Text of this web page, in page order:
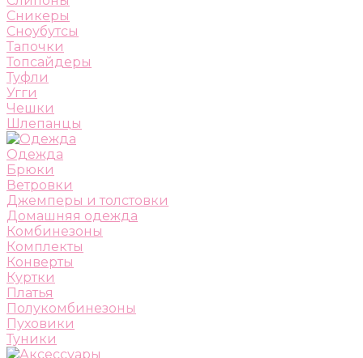
Сникеры
Сноубутсы
Тапочки
Топсайдеры
Туфли
Угги
Чешки
Шлепанцы
Одежда
Брюки
Ветровки
Джемперы и толстовки
Домашняя одежда
Комбинезоны
Комплекты
Конверты
Куртки
Платья
Полукомбинезоны
Пуховики
Туники